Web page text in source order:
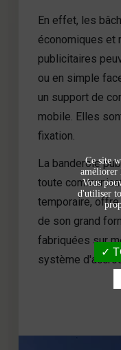
En effet, les
économiques et
publicitaires
ou en simple
un support de
mobile. Elles
fixation.
La banderole
toute
temporaire,
de son grand
fabriquées sur
système
Ce site
améliorer
Vous
d'utiliser